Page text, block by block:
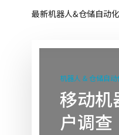
最新机器人&仓储自动
机器人 & 仓储自动
移动机
户调查